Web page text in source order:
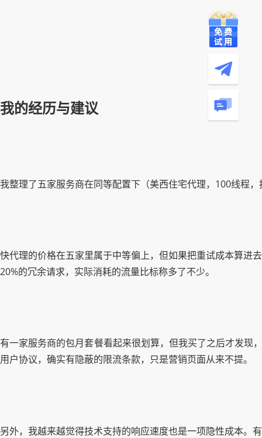
我的经历与建议
我整理了五家服务商在同等配置下（美西住宅代理，100线程
快代理的价格在五家里属于中等偏上，但如果把重试成本算进
20%的冗余请求，实际消耗的流量比标称多了不少。
有一家服务商的包月套餐看起来很划算，但我买了之后才发现
用户协议，确实有隐蔽的限流条款，只是营销页面从来不提。
另外，我越来越觉得技术支持的响应速度也是一项隐性成本。